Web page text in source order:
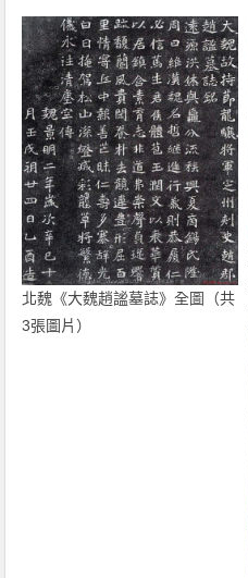
北魏《大魏趙謐墓誌》全圖（共
3張圖片）